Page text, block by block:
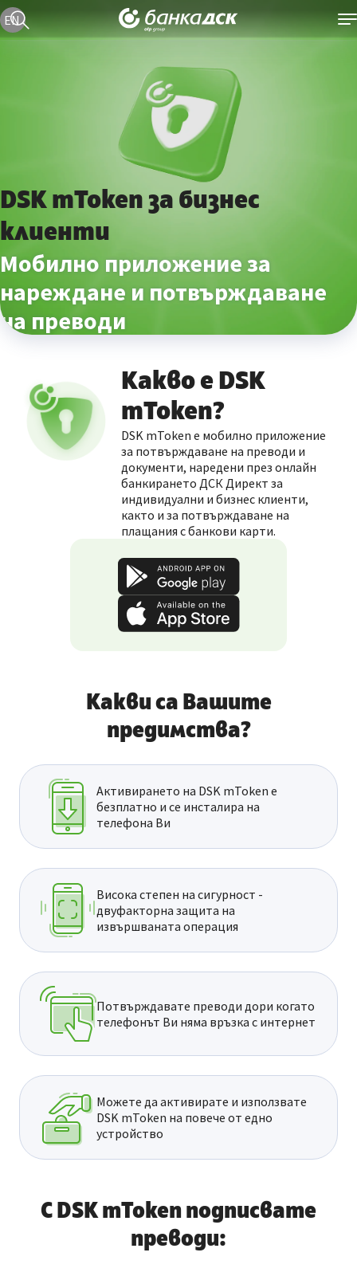
Текуща езикова версия е българска
EN
DSK mToken за бизнес
клиенти
Мобилно приложение за
нареждане и потвърждаване
на преводи
Какво е DSK
mToken?
DSK mToken е мобилно приложение
за потвърждаване на преводи и
документи, наредени през онлайн
банкирането ДСК Директ за
индивидуални и бизнес клиенти,
както и за потвърждаване на
плащания с банкови карти.
Какви са Вашите
предимства?
Активирането на DSK mToken е
безплатно и се инсталира на
телефона Ви
Висока степен на сигурност -
двуфакторна защита на
извършваната операция
Потвърждавате преводи дори когато
телефонът Ви няма връзка с интернет
Можете да активирате и използвате
DSK mToken на повече от едно
устройство
С DSK mToken подписвате
преводи: